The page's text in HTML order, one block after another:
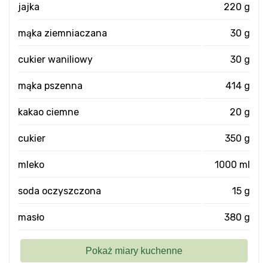
jajka 220 g
mąka ziemniaczana 30 g
cukier waniliowy 30 g
mąka pszenna 414 g
kakao ciemne 20 g
cukier 350 g
mleko 1000 ml
soda oczyszczona 15 g
masło 380 g